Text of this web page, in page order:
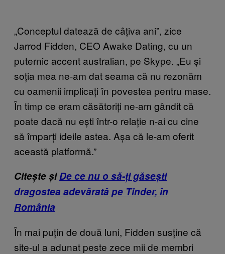
„Conceptul datează de câțiva ani”, zice
Jarrod Fidden, CEO Awake Dating, cu un
puternic accent australian, pe Skype. „Eu și
soția mea ne-am dat seama că nu rezonăm
cu oamenii implicați în povestea pentru mase.
În timp ce eram căsătoriți ne-am gândit că
poate dacă nu ești într-o relație n-ai cu cine
să împarți ideile astea. Așa că le-am oferit
această platformă.”
Citește șiDe ce nu o să-ți găsești
dragostea adevărată pe Tinder, în
România
În mai puțin de două luni, Fidden susține că
site-ul a adunat peste zece mii de membri